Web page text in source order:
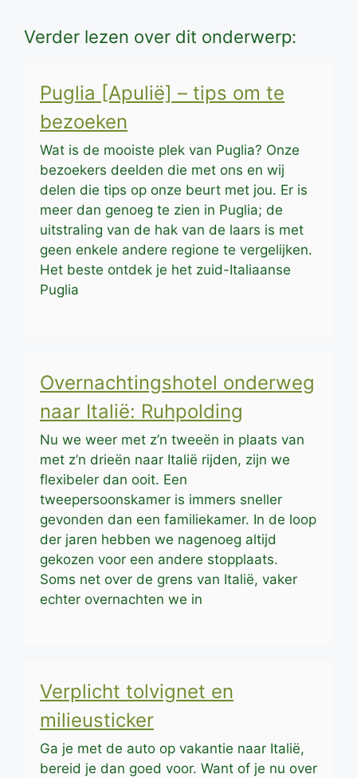
Verder lezen over dit onderwerp:
Puglia [Apulië] – tips om te
bezoeken
Wat is de mooiste plek van Puglia? Onze
bezoekers deelden die met ons en wij
delen die tips op onze beurt met jou. Er is
meer dan genoeg te zien in Puglia; de
uitstraling van de hak van de laars is met
geen enkele andere regione te vergelijken.
Het beste ontdek je het zuid-Italiaanse
Puglia
Overnachtingshotel onderweg
naar Italië: Ruhpolding
Nu we weer met z’n tweeën in plaats van
met z’n drieën naar Italië rijden, zijn we
flexibeler dan ooit. Een
tweepersoonskamer is immers sneller
gevonden dan een familiekamer. In de loop
der jaren hebben we nagenoeg altijd
gekozen voor een andere stopplaats.
Soms net over de grens van Italië, vaker
echter overnachten we in
Verplicht tolvignet en
milieusticker
Ga je met de auto op vakantie naar Italië,
bereid je dan goed voor. Want of je nu over